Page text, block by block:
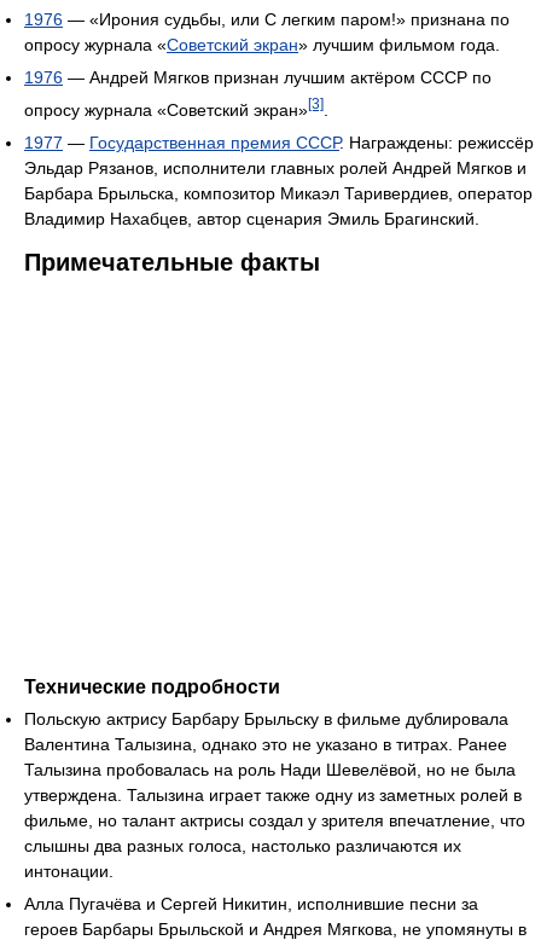
1976 — «Ирония судьбы, или С легким паром!» признана по
опросу журнала «Советский экран» лучшим фильмом года.
1976 — Андрей Мягков признан лучшим актёром СССР по
опросу журнала «Советский экран»[3]
1977 — Государственная премия СССР. Награждены: режиссёр
Эльдар Рязанов, исполнители главных ролей Андрей Мягков и
Барбара Брыльска, композитор Микаэл Таривердиев, оператор
Владимир Нахабцев, автор сценария Эмиль Брагинский.
Примечательные факты
Технические подробности
Польскую актрису Барбару Брыльску в фильме дублировала
Валентина Талызина, однако это не указано в титрах. Ранее
Талызина пробовалась на роль Нади Шевелёвой, но не была
утверждена. Талызина играет также одну из заметных ролей в
фильме, но талант актрисы создал у зрителя впечатление, что
слышны два разных голоса, настолько различаются их
интонации.
Алла Пугачёва и Сергей Никитин, исполнившие песни за
героев Барбары Брыльской и Андрея Мягкова, не упомянуты в